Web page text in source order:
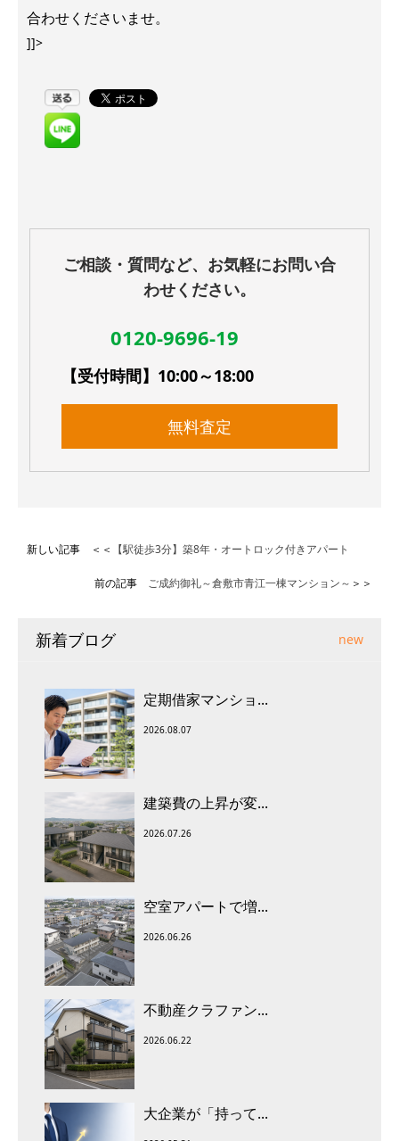
合わせくださいませ。
]]>
ご相談・質問など、お気軽にお問い合
わせください。
0120-9696-19
【受付時間】10:00～18:00
無料査定
新しい記事 ＜＜ 【駅徒歩3分】築8年・オートロック付きアパート
前の記事 ご成約御礼～倉敷市青江一棟マンション～ ＞＞
新着ブログ new
定期借家マンショ...
2026.08.07
建築費の上昇が変...
2026.07.26
空室アパートで増...
2026.06.26
不動産クラファン...
2026.06.22
大企業が「持って...